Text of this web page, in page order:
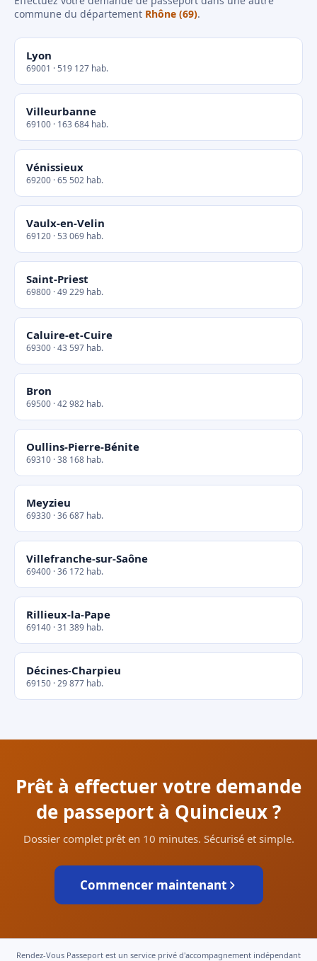
commune du département Rhône (69).
Lyon
69001 · 519 127 hab.
Villeurbanne
69100 · 163 684 hab.
Vénissieux
69200 · 65 502 hab.
Vaulx-en-Velin
69120 · 53 069 hab.
Saint-Priest
69800 · 49 229 hab.
Caluire-et-Cuire
69300 · 43 597 hab.
Bron
69500 · 42 982 hab.
Oullins-Pierre-Bénite
69310 · 38 168 hab.
Meyzieu
69330 · 36 687 hab.
Villefranche-sur-Saône
69400 · 36 172 hab.
Rillieux-la-Pape
69140 · 31 389 hab.
Décines-Charpieu
69150 · 29 877 hab.
Prêt à effectuer votre demande
de passeport à Quincieux ?
Dossier complet prêt en 10 minutes. Sécurisé et simple.
Commencer maintenant
Rendez-Vous Passeport est un service privé d'accompagnement indépendant